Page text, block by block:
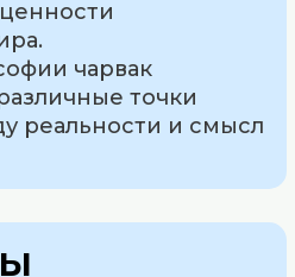
чарвак
точки
реальности и смысл